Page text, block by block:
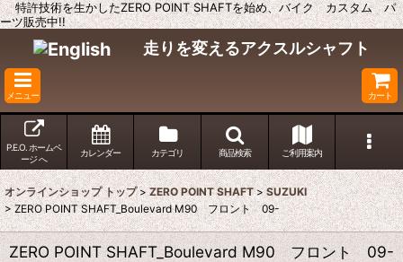
特許技術を生かしたZERO POINT SHAFTを始め、バイク カスタム パ
ーツ販売中!!
走りを変えるアクスルシャフト
メニュー カート
P.E.O. ホームペ
ージ へ
カレンダー カテゴリ 商品検索 ご利用案内
オンラインショップ トップ > ZERO POINT SHAFT > SUZUKI
> ZERO POINT SHAFT_Boulevard M90 フロント 09-
ZERO POINT SHAFT_Boulevard M90 フロント 09-